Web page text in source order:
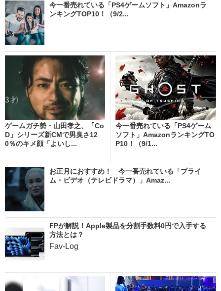
今一番売れている「PS4ゲームソフト」Amazonラ
ンキングTOP10！（9/2...
ゲームガチ勢・山田孝之、「Co
D」シリーズ新CMで男臭さ12
0％のキメ顔「よいし...
今一番売れている「PS4ゲーム
ソフト」AmazonランキングTO
P10！（9/1...
お正月におすすめ！ 今一番売れている「プライ
ム・ビデオ（テレビドラマ）」Amaz...
FPが解説！Apple製品を分割手数料0円で入手する
方法とは？
Fav-Log